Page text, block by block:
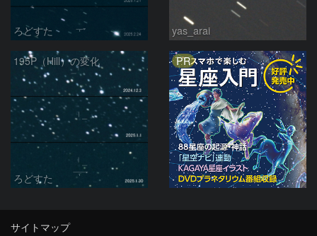
ろどすた yas_arai
195P（Hill）の変化
ろどすた
PR
サイトマップ